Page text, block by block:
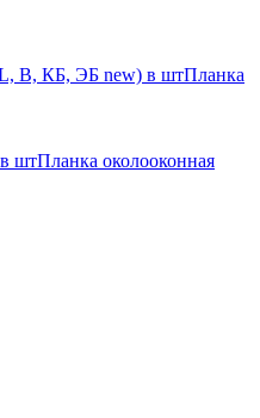
В, КБ, ЭБ new) в штПланка
штПланка околооконная